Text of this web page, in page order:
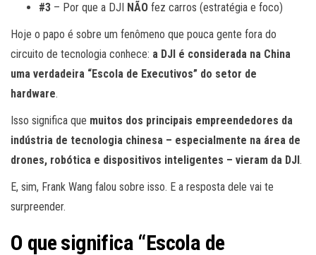
#3 – Por que a DJI NÃO fez carros (estratégia e foco)
Hoje o papo é sobre um fenômeno que pouca gente fora do
circuito de tecnologia conhece: a DJI é considerada na China
uma verdadeira “Escola de Executivos” do setor de
hardware.
Isso significa que muitos dos principais empreendedores da
indústria de tecnologia chinesa – especialmente na área de
drones, robótica e dispositivos inteligentes – vieram da DJI .
E, sim, Frank Wang falou sobre isso. E a resposta dele vai te
surpreender.
O que significa “Escola de